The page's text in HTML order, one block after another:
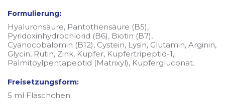
Formulierung:
Hyaluronsäure, Pantothensäure (B5),
Pyridoxinhydrochlorid (B6), Biotin (B7),
Cyanocobalomin (B12), Cystein, Lysin, Glutamin, Arginin,
Glycin, Rutin, Zink, Kupfer, Kupfertripeptid-1,
Palmitoylpentapeptid (Matrixyl), Kupfergluconat.
Freisetzungsform:
5 ml Fläschchen